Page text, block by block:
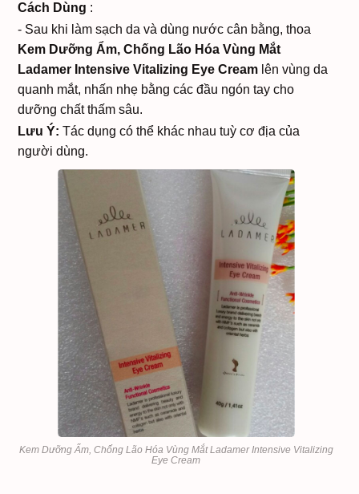
Cách Dùng :
- Sau khi làm sạch da và dùng nước cân bằng, thoa
Kem Dưỡng Ẩm, Chống Lão Hóa Vùng Mắt
Ladamer Intensive Vitalizing Eye Cream lên vùng da
quanh mắt, nhấn nhẹ bằng các đầu ngón tay cho
dưỡng chất thấm sâu.
Lưu Ý: Tác dụng có thể khác nhau tuỳ cơ địa của
người dùng.
Kem Dưỡng Ẩm, Chống Lão Hóa Vùng Mắt Ladamer Intensive Vitalizing
Eye Cream